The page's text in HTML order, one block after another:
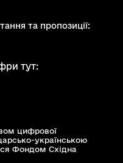
та пропозиції:
тут:
цифрової
українською
Фондом Східна